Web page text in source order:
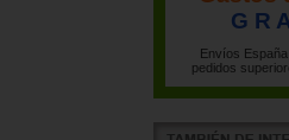
G R
Envíos
pedidos